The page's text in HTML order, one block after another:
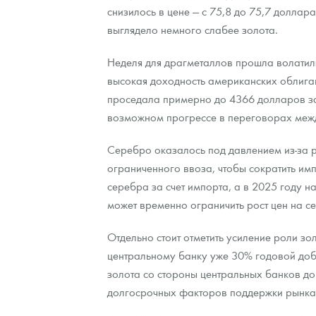
Золотой червонец Сеятель
Золотые слитки
Гарри Поттер
Год Лошади
Флот: ледоколы и корабли
Русская нумизматика
Выкуп монет
Выкуп серебряных монет
Вопрос - ответ
Памятка для работы с монетами из драгметаллов
Условия возврата
Монеты
Политика конфиденциальности
Положение по обработке и защите персональных
Распродажа монет и жетонов
Итоги 2025 года. Прогноз курсов золота,
Cтатьи
Георгий Победоносец - динамика цен
Курс золота и серебра
Лом выкуп
Контакты
О нас
Письмо директору
Пресс-служба
снизилось в цене — с 75,8 до 75,7
выглядело немного слабее золота.
Неделя для драгметаллов прошла
высокая доходность американских
проседала примерно до 4366 долларов
возможном прогрессе в переговорах
Серебро оказалось под давлением из-за
ограниченного ввоза, чтобы сократить
серебра за счет импорта, а в 2025 году
может временно ограничить рост цен на
Отдельно стоит отметить усиление роли
центральному банку уже 30% годовой
золота со стороны центральных банков
долгосрочных факторов поддержки